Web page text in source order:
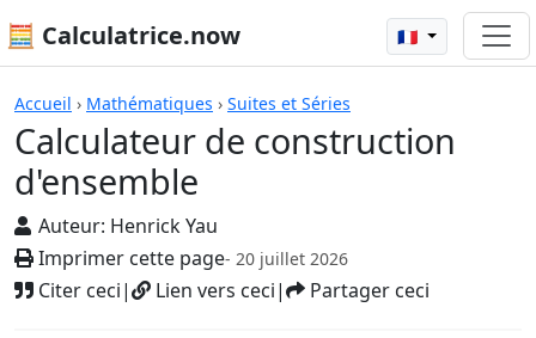
🧮 Calculatrice.now 🇫🇷
Accueil › Mathématiques › Suites et Séries
Calculateur de construction
d'ensemble
Auteur: Henrick Yau
Imprimer cette page- 20 juillet 2026
Citer ceci| Lien vers ceci| Partager ceci
Calculatrices